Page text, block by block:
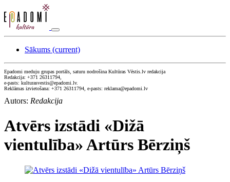
Sākums (current)
Epadomi meduju grupas portāls, saturu nodrošina Kultūras Vēstis.lv redakcija
Redakcija: +371 26311794,
e-pasts: kulturasvestis@epadomi.lv.
Reklāmas izvietošana: +371 26311794, e-pasts: reklama@epadomi.lv
Autors: Redakcija
Atvērs izstādi «Dižā
vientulība» Artūrs Bērziņš